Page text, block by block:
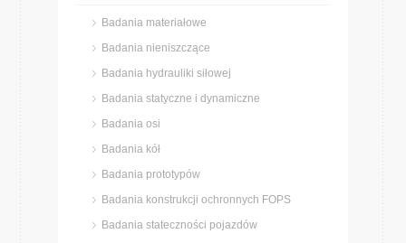
Badania materiałowe
Badania nieniszczące
Badania hydrauliki siłowej
Badania statyczne i dynamiczne
Badania osi
Badania kół
Badania prototypów
Badania konstrukcji ochronnych FOPS
Badania stateczności pojazdów